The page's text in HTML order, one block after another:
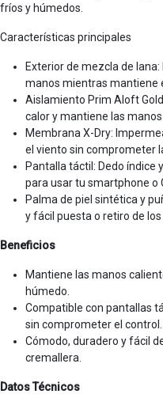
fríos y húmedos.
Características principales
Exterior de mezcla de
manos mientras mantiene
Aislamiento Prim Aloft
calor y mantiene las
Membrana X-Dry:
el viento sin comprometer
Pantalla táctil: Dedo índice
para usar tu smartphone o
Palma de piel sintética y
y fácil puesta o retiro de los
Beneficios
Mantiene las manos
húmedo.
Compatible con pantallas
sin comprometer el control.
Cómodo, duradero y fácil
cremallera.
Datos Técnicos